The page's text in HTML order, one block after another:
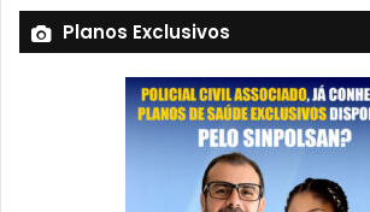
Planos Exclusivos